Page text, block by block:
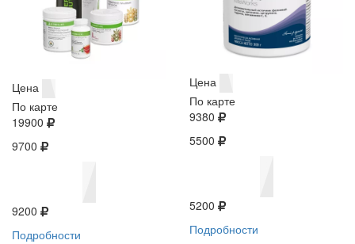
Цена
По карте
19900
9700
9200
Подробности
Цена
По карте
9380
5500
5200
Подробности